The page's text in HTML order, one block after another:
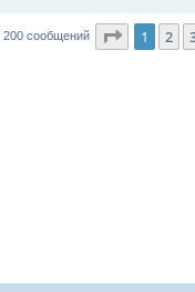
200 сообщений 1 2